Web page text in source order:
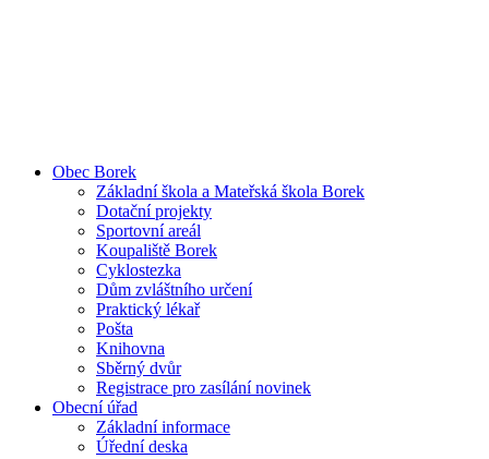
Obec Borek
Základní škola a Mateřská škola Borek
Dotační projekty
Sportovní areál
Koupaliště Borek
Cyklostezka
Dům zvláštního určení
Praktický lékař
Pošta
Knihovna
Sběrný dvůr
Registrace pro zasílání novinek
Obecní úřad
Základní informace
Úřední deska